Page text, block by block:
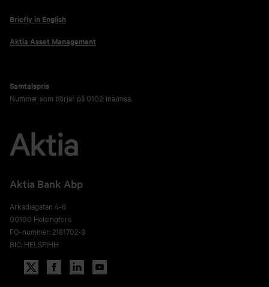
Briefly in English
Aktia Asset Management
Samtalspris
Nummer som börjar på 0102: lna/msa.
Aktia Bank Abp
Arkadiagatan 4-6
00100 Helsingfors
FO-nummer: 2181702-8
BIC: HELSFIHH